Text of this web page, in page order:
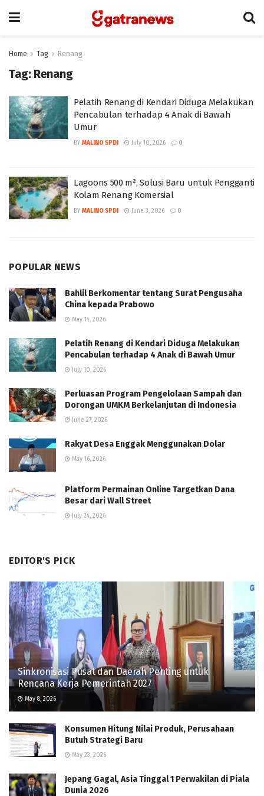
Home Tag Renang
Tag: Renang
Pelatih Renang di Kendari Diduga Melakukan
Pencabulan terhadap 4 Anak di Bawah
Umur
BY MALINO SPDI July 10, 2026 0
Lagoons 500 m², Solusi Baru untuk Pengganti
Kolam Renang Komersial
BY MALINO SPDI June 3, 2026 0
POPULAR NEWS
Bahlil Berkomentar tentang Surat Pengusaha
China kepada Prabowo
May 14, 2026
Pelatih Renang di Kendari Diduga Melakukan
Pencabulan terhadap 4 Anak di Bawah Umur
July 10, 2026
Perluasan Program Pengelolaan Sampah dan
Dorongan UMKM Berkelanjutan di Indonesia
June 27, 2026
Rakyat Desa Enggak Menggunakan Dolar
May 16, 2026
Platform Permainan Online Targetkan Dana
Besar dari Wall Street
July 24, 2026
EDITOR'S PICK
Sinkronisasi Pusat dan Daerah Penting untuk
Rencana Kerja Pemerintah 2027
May 8, 2026
Konsumen Hitung Nilai Produk, Perusahaan
Butuh Strategi Baru
May 23, 2026
Jepang Gagal, Asia Tinggal 1 Perwakilan di Piala
Dunia 2026